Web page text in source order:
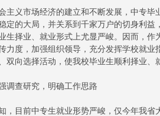
义市场经济的建立和不断发展，中专毕
定的大局，并关系到千家万户的切身利
生择业、就业形式上尤显严峻。因而，
力度，加强组织领导，充分发挥学校就业
双向选择活动，使我校毕业生顺利择业、
查研究，明确工作思路
目前中专生就业形势严峻，仅今年我省